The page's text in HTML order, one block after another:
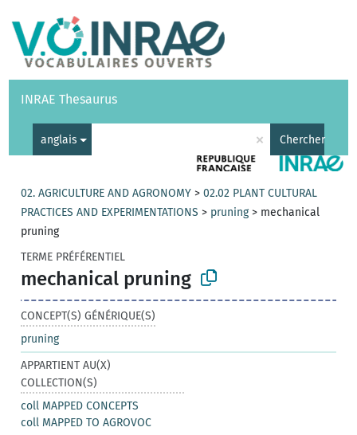
Vocabulaires API
INRAE Thesaurus
anglais × Chercher
02. AGRICULTURE AND AGRONOMY >02.02 PLANT CULTURAL
PRACTICES AND EXPERIMENTATIONS > pruning> mechanical
pruning
TERME PRÉFÉRENTIEL
mechanical pruning
CONCEPT(S) GÉNÉRIQUE(S)
pruning
APPARTIENT AU(X)
COLLECTION(S)
coll MAPPED CONCEPTS
coll MAPPED TO AGROVOC